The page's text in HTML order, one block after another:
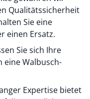
Qualitätssicherheit
Sie eine
einen Ersatz.
Sie sich Ihre
eine Walbusch-
Expertise bietet